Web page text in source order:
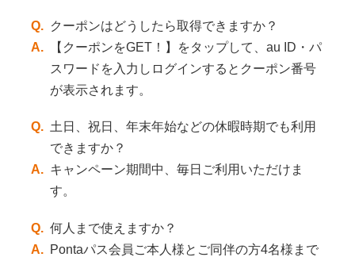
Q. クーポンはどうしたら取得できますか？
A.
【クーポンをGET！】をタップして、au ID・パ
スワードを入力しログインするとクーポン番号
が表示されます。
Q. 土日、祝日、年末年始などの休暇時期でも利用
できますか？
A. キャンペーン期間中、毎日ご利用いただけま
す。
Q. 何人まで使えますか？
A. Pontaパス会員ご本人様とご同伴の方4名様まで